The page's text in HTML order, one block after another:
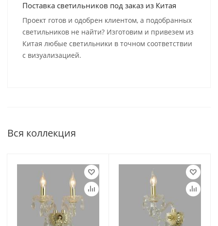
Поставка светильников под заказ из Китая
Проект готов и одобрен клиентом, а подобранных
светильников не найти? Изготовим и привезем из
Китая любые светильники в точном соответствии
с визуализацией.
Вся коллекция